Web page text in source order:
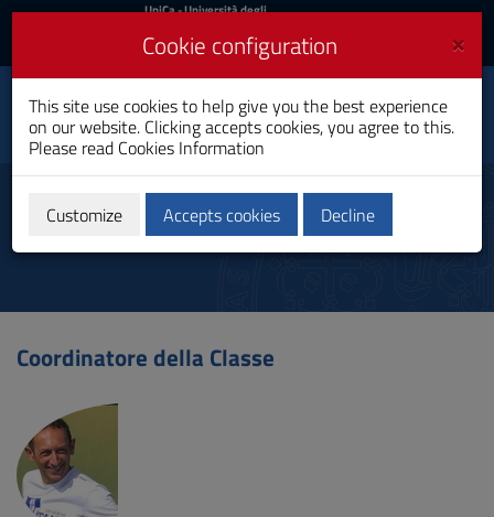
Skip
Content
to
Go
Footer
UniCa
Login
UniCa- Università degli
Login UniCA News
Toggle
navigation
Sport and Exercise
Science
Bachelor's Degree
Coordinator
Coordinatore della Classe
×
Cookie configuration
This site use cookies to help give you the best experience
on our website. Clicking accepts cookies, you agree to this.
Please read Cookies Information
Customize Accepts cookies Decline